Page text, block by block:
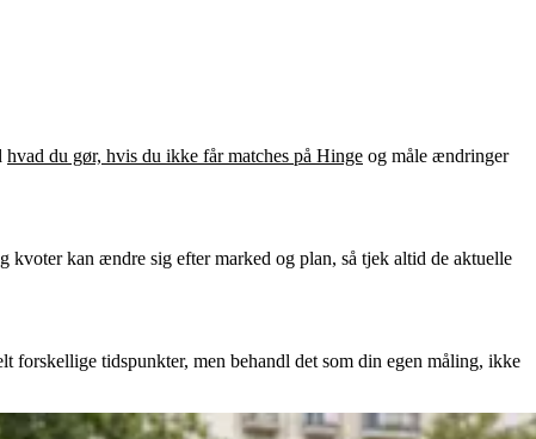
hvad du gør, hvis du ikke får matches på Hinge og måle ændringer
kan ændre sig efter marked og plan, så tjek altid de aktuelle
forskellige tidspunkter, men behandl det som din egen måling, ikke